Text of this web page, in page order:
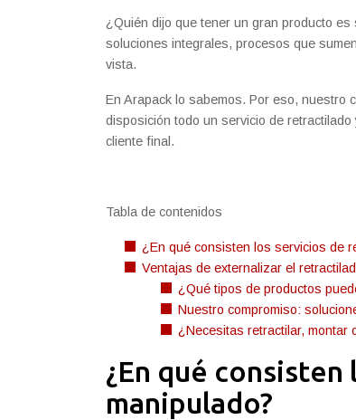
¿Quién dijo que tener un gran producto
soluciones integrales, procesos que
vista.
En Arapack lo sabemos. Por eso, nuestro
disposición todo un servicio de
cliente final.
Tabla de contenidos
¿En qué consisten los servicios de
Ventajas de externalizar el
¿Qué tipos de productos
Nuestro compromiso:
¿Necesitas retractilar, montar
¿En qué
manipulado?